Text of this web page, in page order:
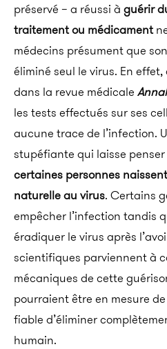
préservé – a réussi à guérir
traitement ou médicament
médecins présument que
éliminé seul le virus. En effet,
dans la revue médicale
les tests effectués sur ses
aucune trace de l’infection.
stupéfiante qui laisse
certaines personnes
naturelle au virus. Certains
empêcher l’infection tandis
éradiquer le virus après
scientifiques parviennent à
mécaniques de cette
pourraient être en mesure
fiable d’éliminer
humain.